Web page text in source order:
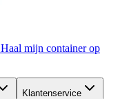
Haal mijn container op
Klantenservice